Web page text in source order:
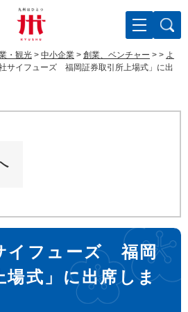
・観光 > 中小企業 > 創業、ベンチャー > > よ
社サイフューズ 福岡証券取引所上場式」に出
イフューズ 福岡
場式」に出席しま